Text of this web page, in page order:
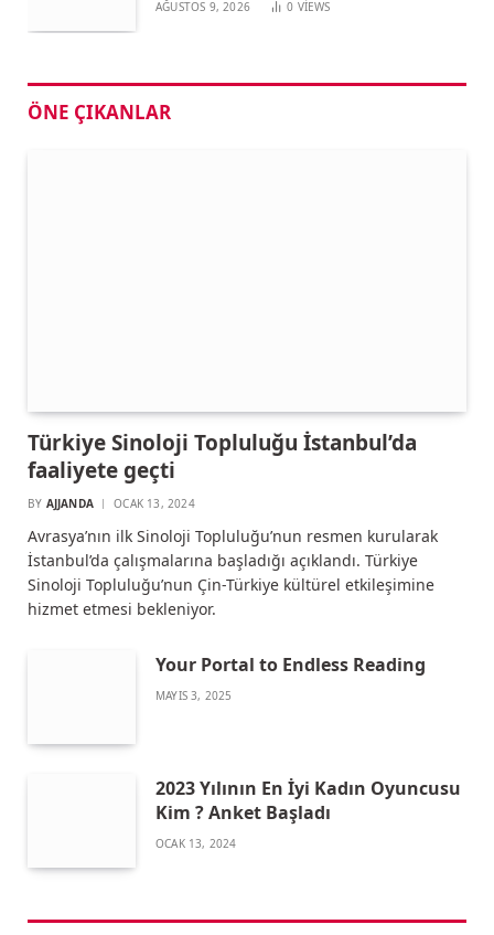
AĞUSTOS 9, 2026 0 VIEWS
ÖNE ÇIKANLAR
Türkiye Sinoloji Topluluğu İstanbul’da
faaliyete geçti
BY AJJANDA OCAK 13, 2024
Avrasya’nın ilk Sinoloji Topluluğu’nun resmen kurularak
İstanbul’da çalışmalarına başladığı açıklandı. Türkiye
Sinoloji Topluluğu’nun Çin-Türkiye kültürel etkileşimine
hizmet etmesi bekleniyor.
Your Portal to Endless Reading
MAYIS 3, 2025
2023 Yılının En İyi Kadın Oyuncusu
Kim ? Anket Başladı
OCAK 13, 2024